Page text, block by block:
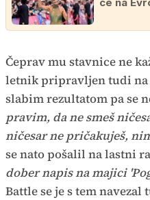
Čeprav mu stavnice ne
letnik pripravljen tudi na
slabim rezultatom pa se
pravim, da ne smeš
ničesar ne pričakuješ,
se nato pošalil na lastni
dober napis na majici
Battle se je s tem